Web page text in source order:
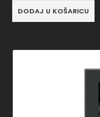
DODAJ U KOŠARICU